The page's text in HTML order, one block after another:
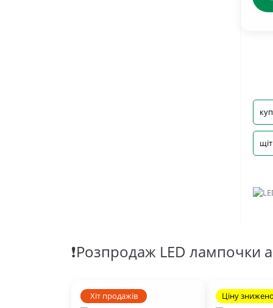
❗Розпродаж LED лампочки
Хіт продажів
Ціну